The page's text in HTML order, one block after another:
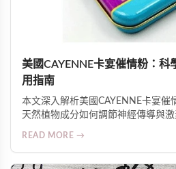
美國CAYENNE卡宴催情粉：科
用指南
本文深入解析美國CAYENNE卡宴催
天然植物成分如何調節神經傳導與
READ MORE →